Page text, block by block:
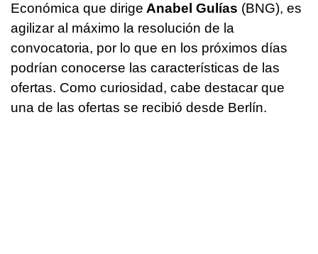
Económica que dirige Anabel Gulías (BNG), es
agilizar al máximo la resolución de la
convocatoria, por lo que en los próximos días
podrían conocerse las características de las
ofertas. Como curiosidad, cabe destacar que
una de las ofertas se recibió desde Berlín.